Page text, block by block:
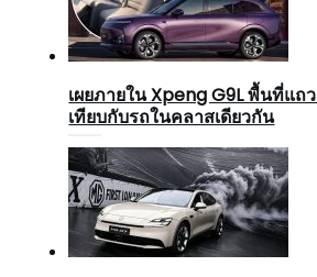
เผยภายใน Xpeng G9L พื้นที่แถ
เทียบกับรถในคลาสเดียวกัน